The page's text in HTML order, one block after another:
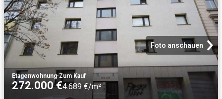
Foto anschauen
Etagenwohnung·Zum Kauf
272.000 €4.689 €/m²